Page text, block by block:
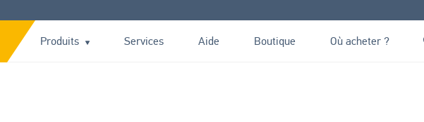
Produits Services Aide Boutique Où acheter ?